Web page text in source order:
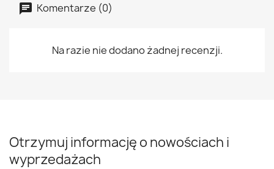
Komentarze (0)
Na razie nie dodano żadnej recenzji.
Otrzymuj informację o nowościach i
wyprzedażach